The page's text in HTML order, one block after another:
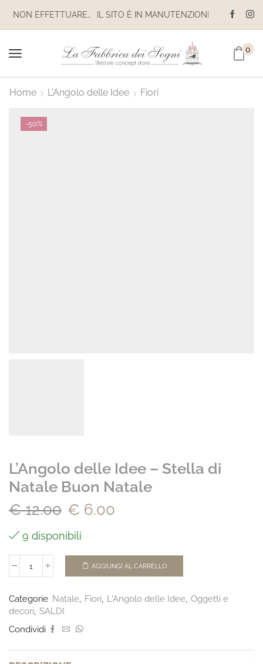
IL SITO È IN MANUTENZIONE. NON EFFETTUARE ACQUISTI. LE SPEDIZIONI SONO SOSPESE
0
Home L'Angolo delle Idee Fiori
-50%
L’Angolo delle Idee – Stella di
Natale Buon Natale
€12.00 € 6.00
9 disponibili
AGGIUNGI AL CARRELLO
Categorie Natale Fiori L'Angolo delle Idee Oggetti e
decori SALDI
Condividi